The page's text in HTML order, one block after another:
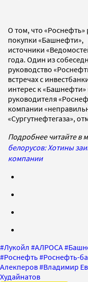
О том, что
покупки «Башнефти»,
источники
года. Один из
руководство
встречах с
интерес к
руководителя
компании
«Сургутнефтегаза»,
Подробнее читайте в
белорусов: Хотины
компании
#Лукойл #АЛРОСА#
#Роснефть#Роснефть-
Алекперов#Владимир
Худайнатов